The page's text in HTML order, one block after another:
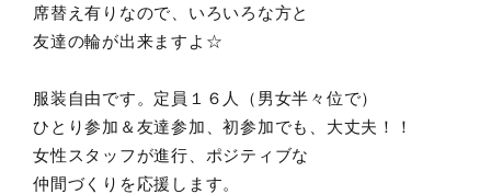
席替え有りなので、いろいろな方と
友達の輪が出来ますよ☆
服装自由です。定員１６人（男女半々位で）
ひとり参加＆友達参加、初参加でも、大丈夫！！
女性スタッフが進行、ポジティブな
仲間づくりを応援します。